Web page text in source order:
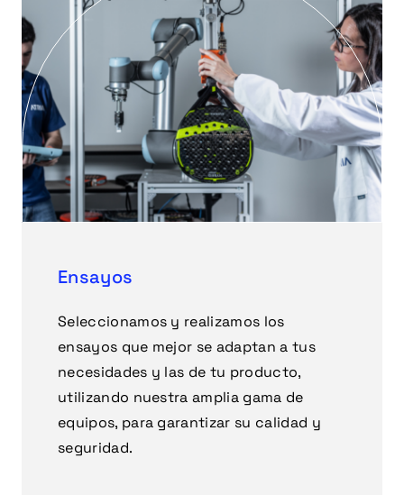
Ensayos
Seleccionamos y realizamos los
ensayos que mejor se adaptan a tus
necesidades y las de tu producto,
utilizando nuestra amplia gama de
equipos, para garantizar su calidad y
seguridad.